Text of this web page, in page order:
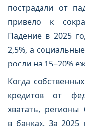
пострадали от
привело к
Падение в 2025
2,5%, а
росли на 15−20%
Когда
кредитов от
хватать,
в банках. За 2025